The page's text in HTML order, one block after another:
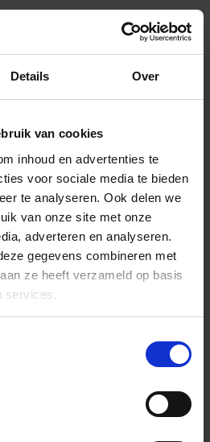
Details Over
van cookies
inhoud en advertenties te
voor sociale media te bieden
te analyseren. Ook delen we
van onze site met onze
adverteren en analyseren.
gegevens combineren met
ze heeft verzameld op basis
services.